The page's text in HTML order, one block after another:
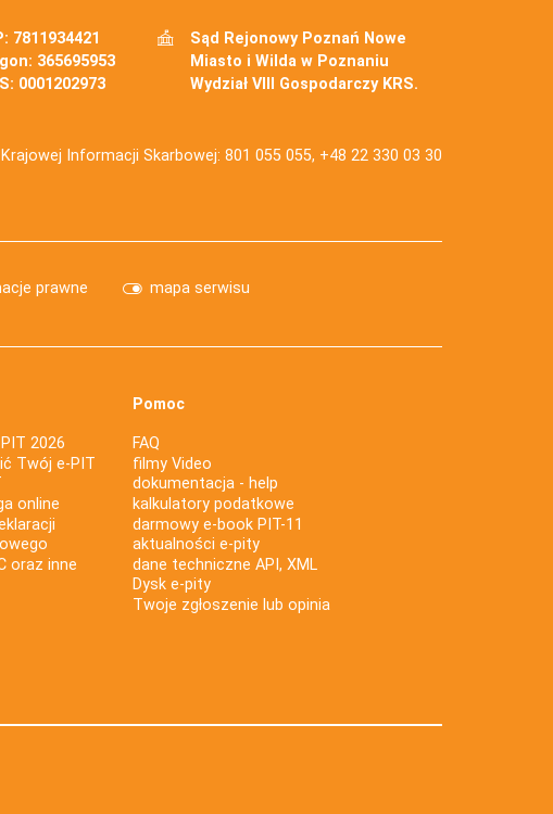
7811934421
365695953
0001202973
Sąd Rejonowy Poznań Nowe
Miasto i Wilda w Poznaniu
Wydział VIII Gospodarczy KRS.
Informacji Skarbowej: 801 055 055, +48 22 330 03 30
prawne mapa serwisu
2026
Twój e-PIT
online
oraz inne
Pomoc
FAQ
filmy Video
dokumentacja - help
kalkulatory podatkowe
darmowy e-book PIT-11
aktualności e-pity
dane techniczne API, XML
Dysk e-pity
Twoje zgłoszenie lub opinia